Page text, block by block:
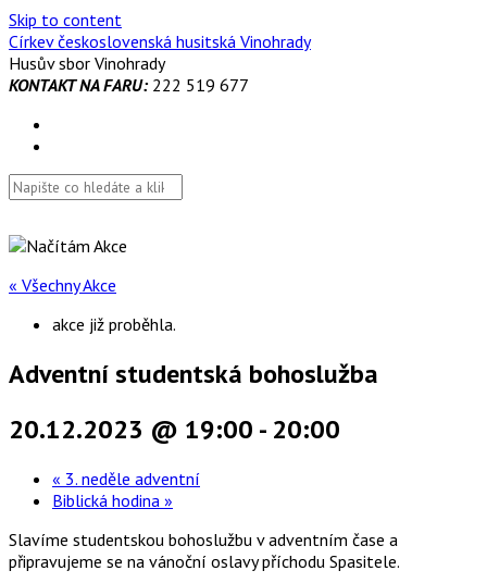
Skip to content
Církev československá husitská Vinohrady
Husův sbor Vinohrady
KONTAKT NA FARU:222 519 677
« Všechny Akce
akce již proběhla.
Adventní studentská bohoslužba
20.12.2023 @ 19:00 - 20:00
« 3. neděle adventní
Biblická hodina »
Slavíme studentskou bohoslužbu v adventním čase a
připravujeme se na vánoční oslavy příchodu Spasitele.